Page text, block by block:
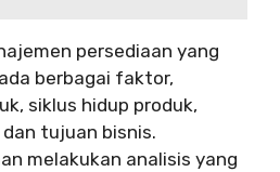
persediaan yang
berbagai faktor,
siklus hidup produk,
tujuan bisnis.
melakukan analisis yang